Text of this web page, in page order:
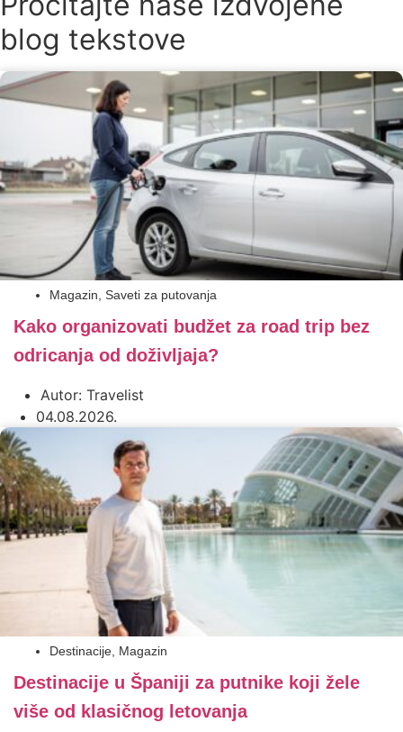
blog tekstove
Magazin Saveti za putovanja
Kako organizovati budžet za road trip bez
odricanja od doživljaja?
Autor: Travelist
04.08.2026.
Destinacije Magazin
Destinacije u Španiji za putnike koji žele
više od klasičnog letovanja